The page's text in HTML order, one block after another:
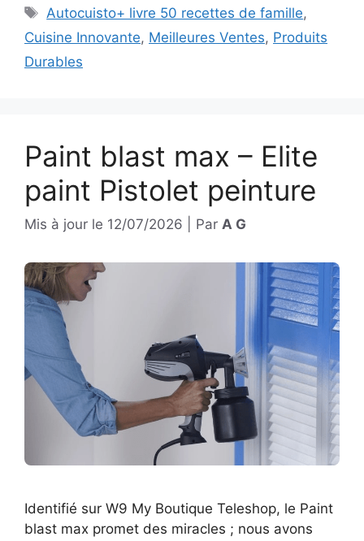
Étiquettes
Autocuisto+ livre 50 recettes de famille,
Cuisine Innovante, Meilleures Ventes, Produits
Durables
Paint blast max – Elite
paint Pistolet peinture
Mis à jour le 12/07/2026 Par A G
Identifié sur W9 My Boutique Teleshop, le Paint
blast max promet des miracles ; nous avons